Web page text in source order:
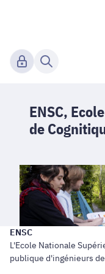
ENSC,
de
ENSC
L'Ecole Nationale
publique d'ingénieurs